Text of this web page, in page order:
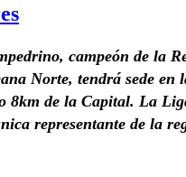
campeón de la
Norte, tendrá sede en
8km de la Capital. La
representante de la